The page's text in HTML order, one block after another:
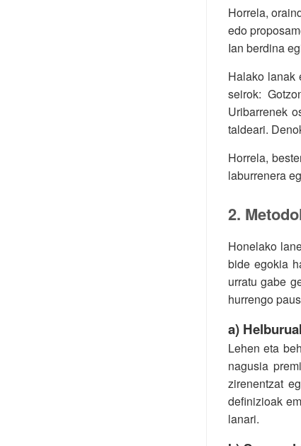
Horrela,
edo
Ian berdina
Halako lanak
seirok:
Uribarrenek
taldeari.
Horrela,
laburrenera
2.
Honelako
bide egokia
urratu gabe
hurrengo
a)
Lehen eta
nagusia
zirenentzat
definizioak
lanari.